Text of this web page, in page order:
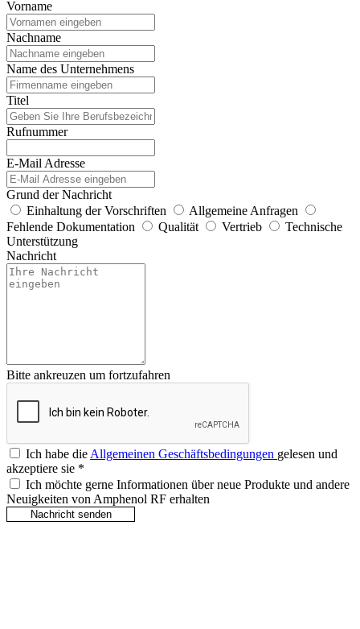
Vorname
Nachname
Name des Unternehmens
Titel
Rufnummer
E-Mail Adresse
Grund der Nachricht
Einhaltung der Vorschriften
Allgemeine Anfragen
Fehlende Dokumentation
Qualität Vertrieb
Technische
Unterstützung
Nachricht
Bitte ankreuzen um fortzufahren
Ich habe dieAllgemeinen Geschäftsbedingungen gelesen und
akzeptiere sie *
Ich möchte gerne Informationen über neue Produkte und andere
Neuigkeiten von Amphenol RF erhalten